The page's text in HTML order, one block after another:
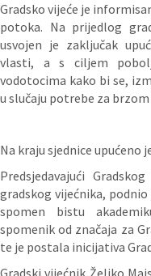
Gradsko vijeće je
potoka. Na prijedlog
usvojen je zaključak
vlasti, a s ciljem
vodotocima kako bi se,
u slučaju potrebe za
Na kraju sjednice upućeno
Predsjedavajući
gradskog vijećnika,
spomen bistu
spomenik od značaja za
te je postala inicijativa